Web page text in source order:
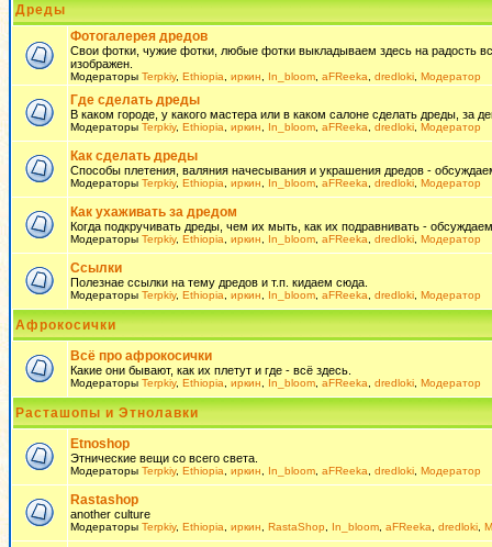
Дреды
Фотогалерея дредов
Свои фотки, чужие фотки, любые фотки выкладываем здесь на радость
изображен.
Модераторы Terpkiy, Ethiopia иркин In_bloom aFReeka dredloki Модератор
Где сделать дреды
В каком городе, у какого мастера или в каком салоне сделать дреды, за
Модераторы Terpkiy, Ethiopia иркин In_bloom aFReeka dredloki Модератор
Как сделать дреды
Способы плетения, валяния начесывания и украшения дредов -
Модераторы Terpkiy, Ethiopia иркин In_bloom aFReeka dredloki Модератор
Как ухаживать за дредом
Когда подкручивать дреды, чем их мыть, как их подравнивать - обсуждаем
Модераторы Terpkiy, Ethiopia иркин In_bloom aFReeka dredloki Модератор
Ссылки
Полезнае ссылки на тему дредов и т.п. кидаем сюда.
Модераторы Terpkiy, Ethiopia иркин In_bloom aFReeka dredloki Модератор
Афрокосички
Всё про афрокосички
Какие они бывают, как их плетут и где - всё здесь.
Модераторы Terpkiy, Ethiopia иркин In_bloom aFReeka dredloki Модератор
Расташопы и Этнолавки
Etnoshop
Этнические вещи со всего света.
Модераторы Terpkiy, Ethiopia иркин In_bloom aFReeka dredloki Модератор
Rastashop
another culture
Модераторы Terpkiy, Ethiopia иркин RastaShop In_bloom aFReeka dredloki